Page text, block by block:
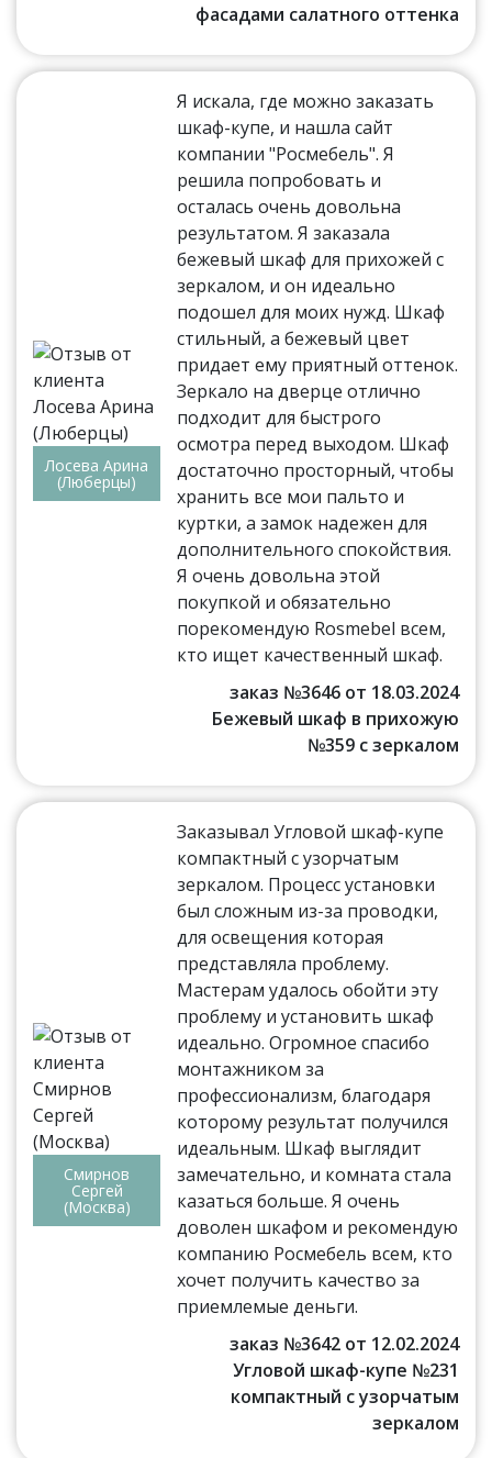
фасадами салатного оттенка
Лосева Арина
(Люберцы)
Я искала, где можно заказать
шкаф-купе, и нашла сайт
компании "Росмебель". Я
решила попробовать и
осталась очень довольна
результатом. Я заказала
бежевый шкаф для прихожей с
зеркалом, и он идеально
подошел для моих нужд. Шкаф
стильный, а бежевый цвет
придает ему приятный оттенок.
Зеркало на дверце отлично
подходит для быстрого
осмотра перед выходом. Шкаф
достаточно просторный, чтобы
хранить все мои пальто и
куртки, а замок надежен для
дополнительного спокойствия.
Я очень довольна этой
покупкой и обязательно
порекомендую Rosmebel всем,
кто ищет качественный шкаф.
заказ №3646 от 18.03.2024
Бежевый шкаф в прихожую
№359 с зеркалом
Смирнов
Сергей
(Москва)
Заказывал Угловой шкаф-купе
компактный с узорчатым
зеркалом. Процесс установки
был сложным из-за проводки,
для освещения которая
представляла проблему.
Мастерам удалось обойти эту
проблему и установить шкаф
идеально. Огромное спасибо
монтажником за
профессионализм, благодаря
которому результат получился
идеальным. Шкаф выглядит
замечательно, и комната стала
казаться больше. Я очень
доволен шкафом и рекомендую
компанию Росмебель всем, кто
хочет получить качество за
приемлемые деньги.
заказ №3642 от 12.02.2024
Угловой шкаф-купе №231
компактный с узорчатым
зеркалом